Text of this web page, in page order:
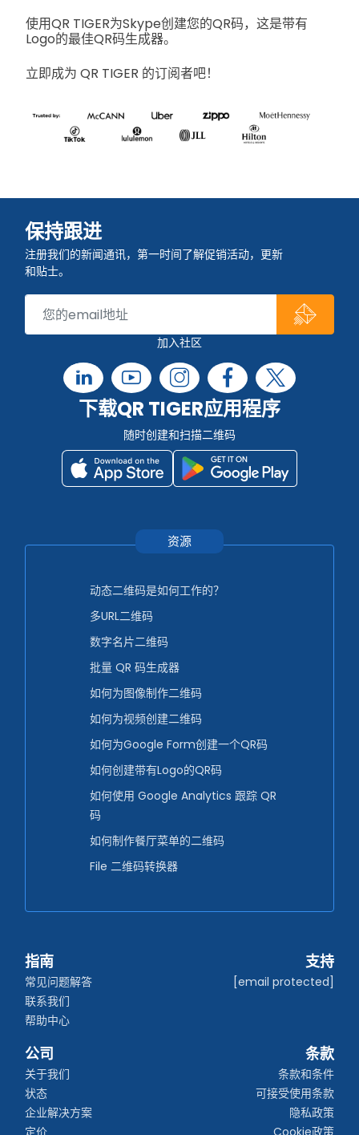
使用QR TIGER为Skype创建您的QR码，这是带有
Logo的最佳QR码生成器。
立即成为 QR TIGER 的订阅者吧！
保持跟进
注册我们的新闻通讯，第一时间了解促销活动，更新
和贴士。
加入社区
下载QR TIGER应用程序
随时创建和扫描二维码
资源
动态二维码是如何工作的？
多URL二维码
数字名片二维码
批量 QR 码生成器
如何为图像制作二维码
如何为视频创建二维码
如何为Google Form创建一个QR码
如何创建带有Logo的QR码
如何使用 Google Analytics 跟踪 QR
码
如何制作餐厅菜单的二维码
File 二维码转换器
指南
常见问题解答
联系我们
帮助中心
支持
[email protected]
公司
关于我们
状态
企业解决方案
条款
条款和条件
可接受使用条款
隐私政策